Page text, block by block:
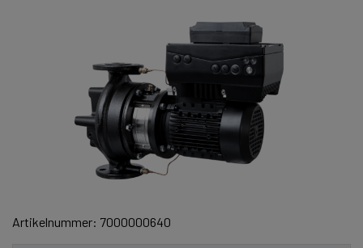
Artikelnummer: 7000000640